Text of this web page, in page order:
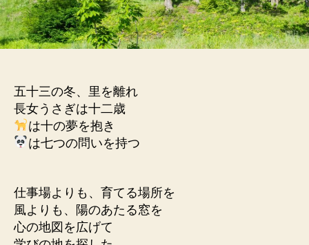
五十三の冬、里を離れ
長女うさぎは十二歳
は十の夢を抱き
は七つの問いを持つ
仕事場よりも、育てる場所を
風よりも、陽のあたる窓を
心の地図を広げて